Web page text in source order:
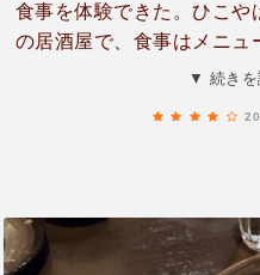
食事を体験できた。ひこや
の居酒屋で、食事はメニュ
ていて、注文するのが楽し
はそんなに多くはない。ひ
良店である。
▼ 続きを